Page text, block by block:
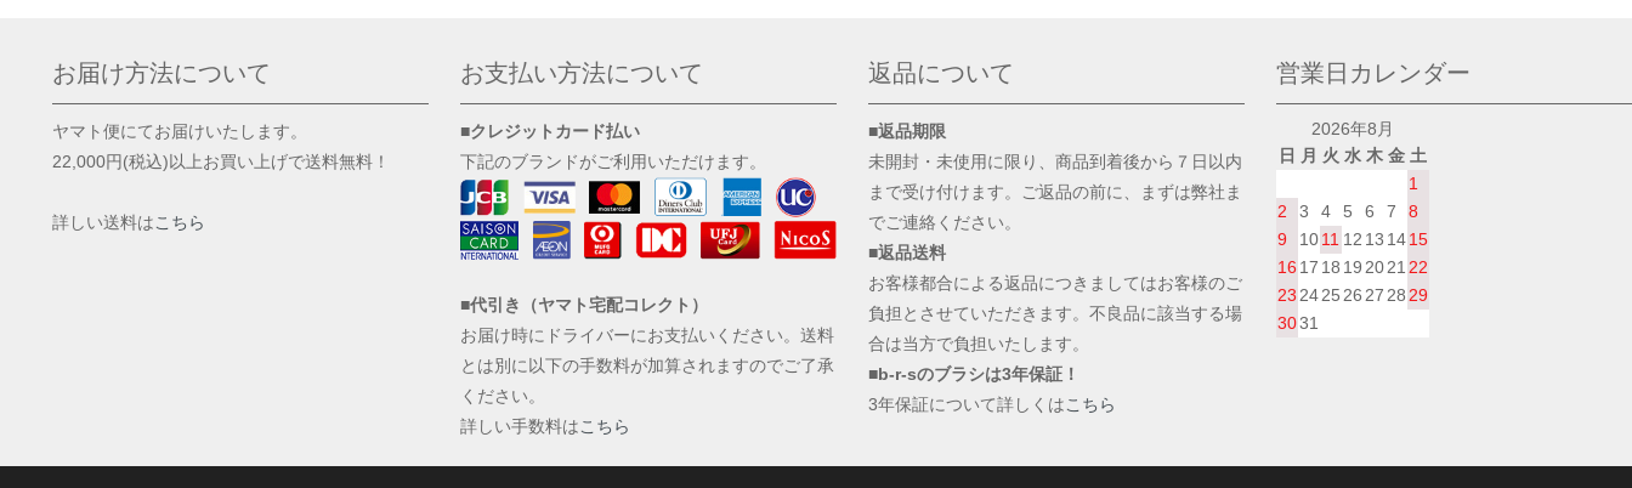
お届け方法について
ヤマト便にてお届けいたします。
22,000円(税込)以上お買い上げで送料無料！
詳しい送料はこちら
お支払い方法について
■クレジットカード払い
下記のブランドがご利用いただけます。
■代引き（ヤマト宅配コレクト）
お届け時にドライバーにお支払いください。送料
とは別に以下の手数料が加算されますのでご了承
ください。
詳しい手数料はこちら
返品について
■返品期限
未開封・未使用に限り、商品到着後から７日以内
まで受け付けます。ご返品の前に、まずは弊社ま
でご連絡ください。
■返品送料
お客様都合による返品につきましてはお客様のご
負担とさせていただきます。不良品に該当する場
合は当方で負担いたします。
■b-r-sのブラシは3年保証！
3年保証について詳しくはこちら
営業日カレンダー
2026年8月
日 月 火 水 木 金 土
1
2
3 4 5 6 7
8
9
1011 12 13 1415
16 17 18 19 2021 22
23 2425 26 27 28 29
3031